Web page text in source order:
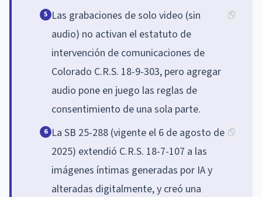
5 Las grabaciones de solo video (sin
audio) no activan el estatuto de
intervención de comunicaciones de
Colorado C.R.S. 18-9-303, pero agregar
audio pone en juego las reglas de
consentimiento de una sola parte.
6 La SB 25-288 (vigente el 6 de agosto de
2025) extendió C.R.S. 18-7-107 a las
imágenes íntimas generadas por IA y
alteradas digitalmente, y creó una